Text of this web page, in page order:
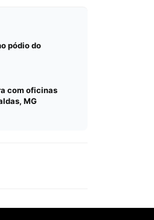
pódio do
com oficinas
MG